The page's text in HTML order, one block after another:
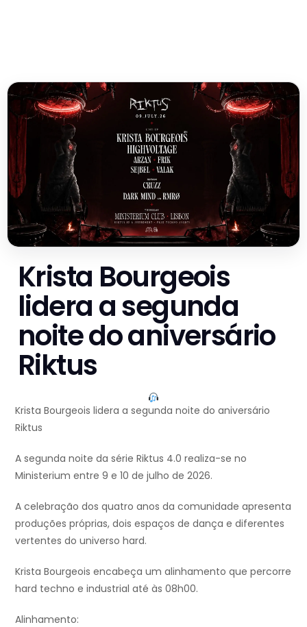
Krista Bourgeois
lidera a segunda
noite do aniversário
Riktus
Krista Bourgeois lidera a segunda noite do aniversário
Riktus
A segunda noite da série Riktus 4.0 realiza-se no
Ministerium entre 9 e 10 de julho de 2026.
A celebração dos quatro anos da comunidade apresenta
produções próprias, dois espaços de dança e diferentes
vertentes do universo hard.
Krista Bourgeois encabeça um alinhamento que percorre
hard techno e industrial até às 08h00.
Alinhamento: